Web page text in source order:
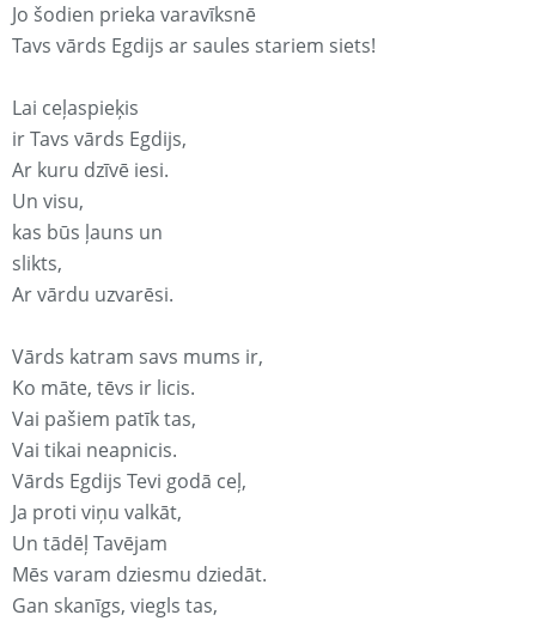
Jo šodien prieka varavīksnē
Tavs vārds Egdijs ar saules stariem siets!
Lai ceļaspieķis
ir Tavs vārds Egdijs,
Ar kuru dzīvē iesi.
Un visu,
kas būs ļauns un
slikts,
Ar vārdu uzvarēsi.
Vārds katram savs mums ir,
Ko māte, tēvs ir licis.
Vai pašiem patīk tas,
Vai tikai neapnicis.
Vārds Egdijs Tevi godā ceļ,
Ja proti viņu valkāt,
Un tādēļ Tavējam
Mēs varam dziesmu dziedāt.
Gan skanīgs, viegls tas,